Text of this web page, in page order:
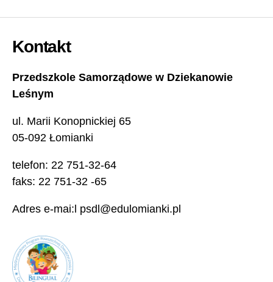
wpisach
Kontakt
Przedszkole Samorządowe w Dziekanowie
Leśnym
ul. Marii Konopnickiej 65
05-092 Łomianki
telefon: 22 751-32-64
faks: 22 751-32 -65
Adres e-mai:l psdl@edulomianki.pl